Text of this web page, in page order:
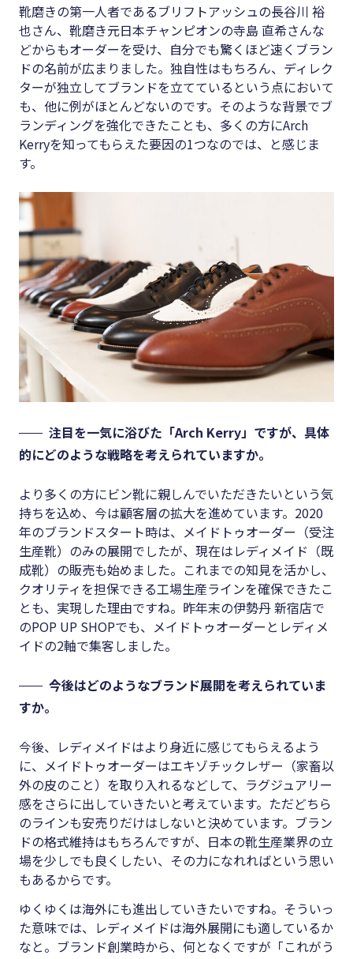
靴磨きの第一人者であるブリフトアッシュの長谷川 裕
也さん、靴磨き元日本チャンピオンの寺島 直希さんな
どからもオーダーを受け、自分でも驚くほど速くブラン
ドの名前が広まりました。独自性はもちろん、ディレク
ターが独立してブランドを立てているという点において
も、他に例がほとんどないのです。そのような背景でブ
ランディングを強化できたことも、多くの方にArch
Kerryを知ってもらえた要因の1つなのでは、と感じま
す。
注目を一気に浴びた「Arch Kerry」ですが、具体
的にどのような戦略を考えられていますか。
より多くの方にビン靴に親しんでいただきたいという気
持ちを込め、今は顧客層の拡大を進めています。2020
年のブランドスタート時は、メイドトゥオーダー（受注
生産靴）のみの展開でしたが、現在はレディメイド（既
成靴）の販売も始めました。これまでの知見を活かし、
クオリティを担保できる工場生産ラインを確保できたこ
とも、実現した理由ですね。昨年末の伊勢丹 新宿店で
のPOP UP SHOPでも、メイドトゥオーダーとレディメ
イドの2軸で集客しました。
今後はどのようなブランド展開を考えられていま
すか。
今後、レディメイドはより身近に感じてもらえるよう
に、メイドトゥオーダーはエキゾチックレザー（家畜以
外の皮のこと）を取り入れるなどして、ラグジュアリー
感をさらに出していきたいと考えています。ただどちら
のラインも安売りだけはしないと決めています。ブラン
ドの格式維持はもちろんですが、日本の靴生産業界の立
場を少しでも良くしたい、その力になれればという思い
もあるからです。
ゆくゆくは海外にも進出していきたいですね。そういっ
た意味では、レディメイドは海外展開にも適しているか
なと。ブランド創業時から、何となくですが「これがう